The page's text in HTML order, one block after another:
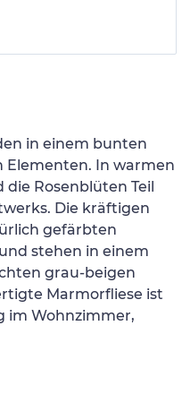
in einem bunten
Elementen. In warmen
Rosenblüten Teil
Die kräftigen
gefärbten
stehen in einem
grau-beigen
Marmorfliese ist
im Wohnzimmer,